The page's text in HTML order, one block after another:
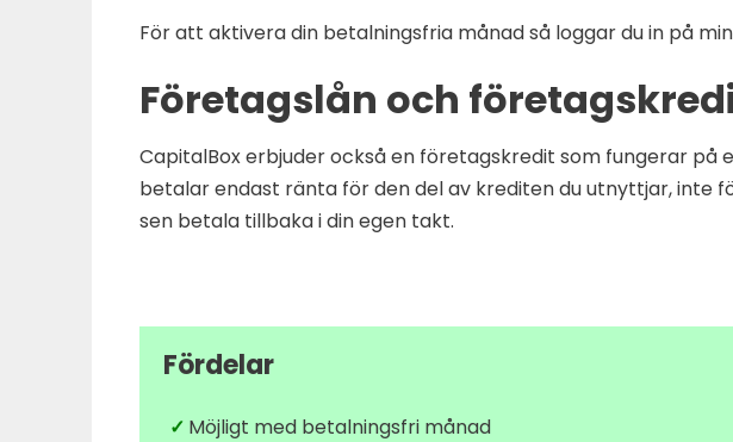
För att aktivera din betalningsfria månad så loggar du in på
Företagslån och
CapitalBox erbjuder också en företagskredit som fungerar på
betalar endast ränta för den del av krediten du utnyttjar, inte
sen betala tillbaka i din egen takt.
Fördelar
Möjligt med betalningsfri månad